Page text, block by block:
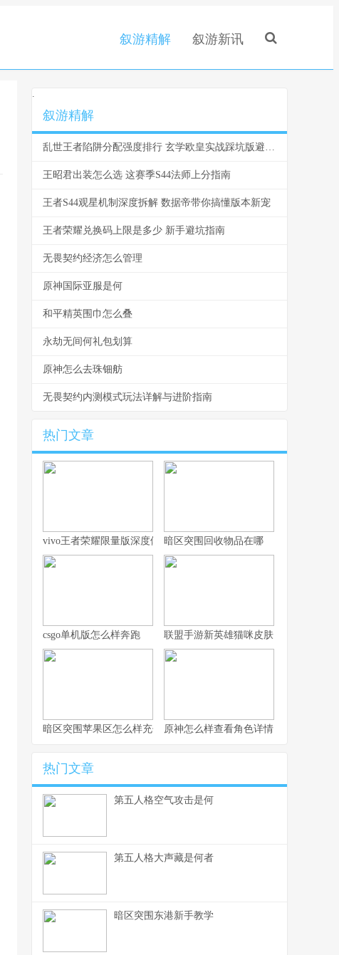
叙游精解 叙游新讯
.
叙游精解
乱世王者陷阱分配强度排行 玄学欧皇实战踩坑版避雷指南
王昭君出装怎么选 这赛季S44法师上分指南
王者S44观星机制深度拆解 数据帝带你搞懂版本新宠
王者荣耀兑换码上限是多少 新手避坑指南
无畏契约经济怎么管理
原神国际亚服是何
和平精英围巾怎么叠
永劫无间何礼包划算
原神怎么去珠钿舫
无畏契约内测模式玩法详解与进阶指南
热门文章
vivo王者荣耀限量版深度体验指南暗区突围回收物品在哪
csgo单机版怎么样奔跑 联盟手游新英雄猫咪皮肤：焕然一新的
暗区突围苹果区怎么样充值 原神怎么样查看角色详情
热门文章
第五人格空气攻击是何
第五人格大声藏是何者
暗区突围东港新手教学